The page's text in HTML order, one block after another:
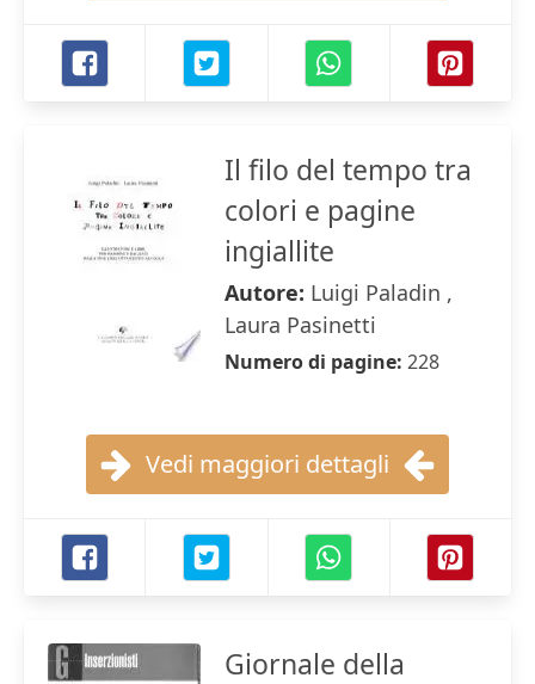
Il filo del tempo tra
colori e pagine
ingiallite
Autore: Luigi Paladin ,
Laura Pasinetti
Numero di pagine: 228
Vedi maggiori dettagli
Giornale della